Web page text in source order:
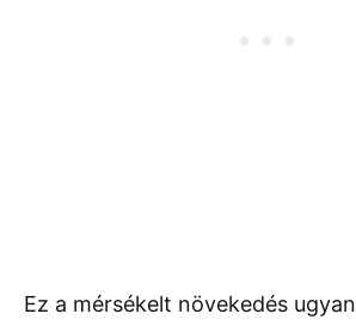
Ez a mérsékelt növekedés ugyan